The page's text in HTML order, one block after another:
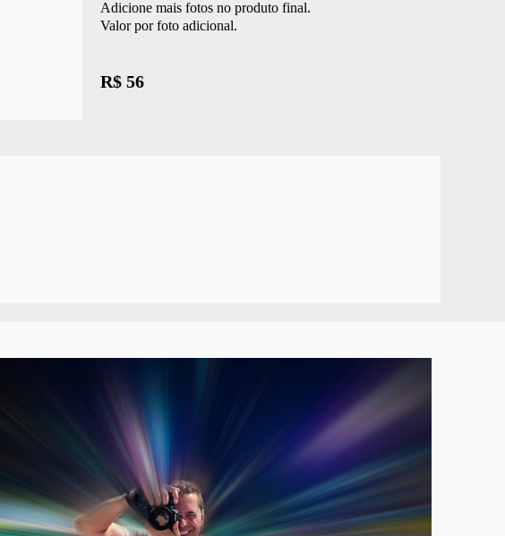
Adicione mais fotos no produto final.
Valor por foto adicional.
R$ 56